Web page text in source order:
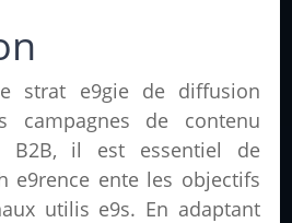
strat e9gie de diffusion
campagnes de contenu
B2B, il est essentiel de
e9rence ente les objectifs
utilis e9s. En adaptant